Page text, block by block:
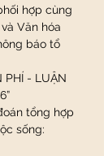
hợp cùng
Văn hóa
báo tổ
PHÍ - LUẬN
tổng hợp
sống: